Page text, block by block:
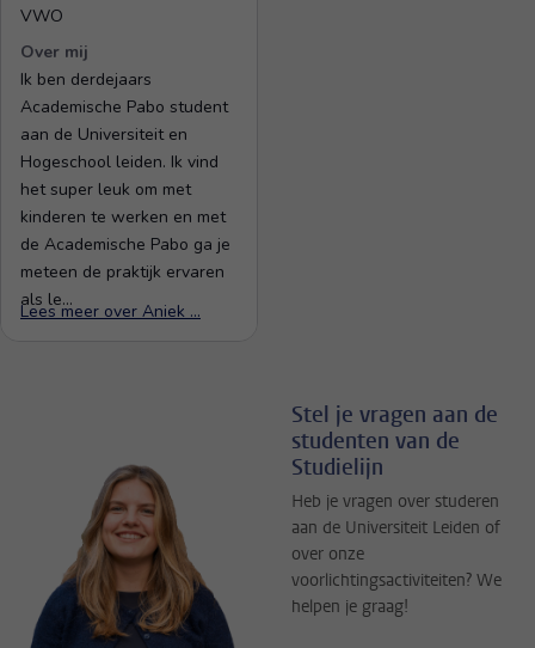
Stel je vragen aan de
studenten van de
Studielijn
Heb je vragen over studeren
aan de Universiteit Leiden of
over onze
voorlichtingsactiviteiten? We
helpen je graag!